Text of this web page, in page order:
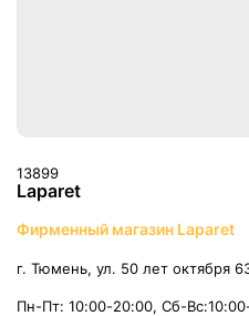
13899
Laparet
Фирменный магазин Laparet
г. Тюмень, ул. 50 лет октября
Пн-Пт: 10:00-20:00, Сб-